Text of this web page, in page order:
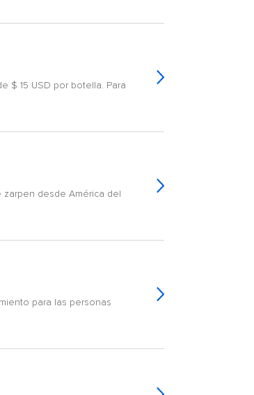
$ 15 USD por botella. Para
zarpen desde América del
para las personas